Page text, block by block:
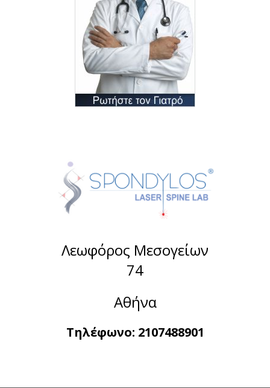
Λεωφόρος Μεσογείων
74
Αθήνα
Τηλέφωνο: 2107488901